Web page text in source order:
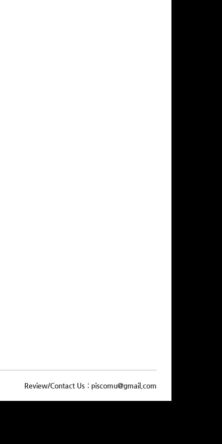
Review/Contact Us : piscomu@gmail.com